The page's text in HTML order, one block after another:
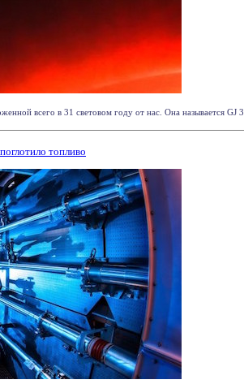
всего в 31 световом году от нас. Она называется GJ
топливо